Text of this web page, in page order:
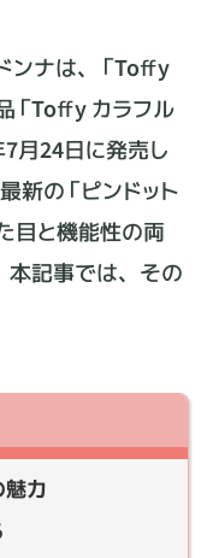
ンナは、「Toffy
「Toffy カラフル
7月24日に発売し
新の「ピンドット
目と機能性の両
本記事では、その
魅力